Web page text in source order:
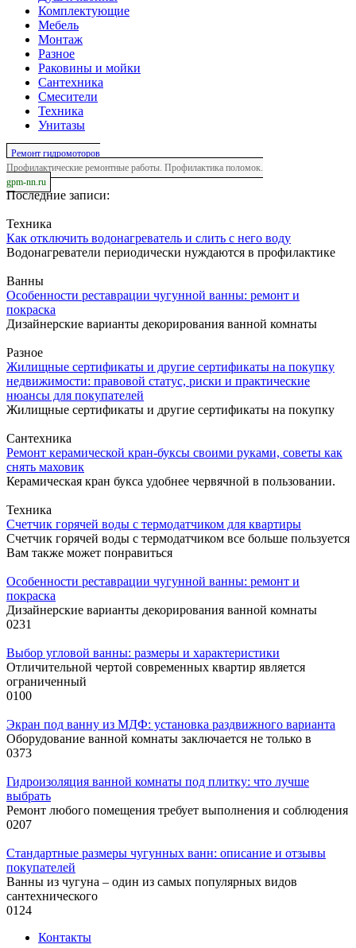
Комплектующие
Мебель
Монтаж
Разное
Раковины и мойки
Сантехника
Смесители
Техника
Унитазы
Ремонт гидромоторов
Профилактические ремонтные работы. Профилактика поломок.
gpm-nn.ru
Последние записи:
Техника
Как отключить водонагреватель и слить с него воду
Водонагреватели периодически нуждаются в профилактике
Ванны
Особенности реставрации чугунной ванны: ремонт и
покраска
Дизайнерские варианты декорирования ванной комнаты
Разное
Жилищные сертификаты и другие сертификаты на покупку
недвижимости: правовой статус, риски и практические
нюансы для покупателей
Жилищные сертификаты и другие сертификаты на покупку
Сантехника
Ремонт керамической кран-буксы своими руками, советы как
снять маховик
Керамическая кран букса удобнее червячной в пользовании.
Техника
Cчетчик горячей воды с термодатчиком для квартиры
Счетчик горячей воды с термодатчиком все больше пользуется
Вам также может понравиться
Особенности реставрации чугунной ванны: ремонт и
покраска
Дизайнерские варианты декорирования ванной комнаты
0231
Выбор угловой ванны: размеры и характеристики
Отличительной чертой современных квартир является
ограниченный
0100
Экран под ванну из МДФ: установка раздвижного варианта
Оборудование ванной комнаты заключается не только в
0373
Гидроизоляция ванной комнаты под плитку: что лучше
выбрать
Ремонт любого помещения требует выполнения и соблюдения
0207
Стандартные размеры чугунных ванн: описание и отзывы
покупателей
Ванны из чугуна – один из самых популярных видов
сантехнического
0124
Контакты